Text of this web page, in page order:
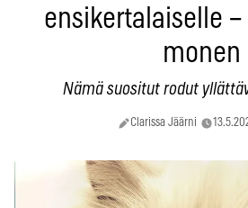
ensikertalaiselle
monen
Nämä suositut rodut
Clarissa Jäärni